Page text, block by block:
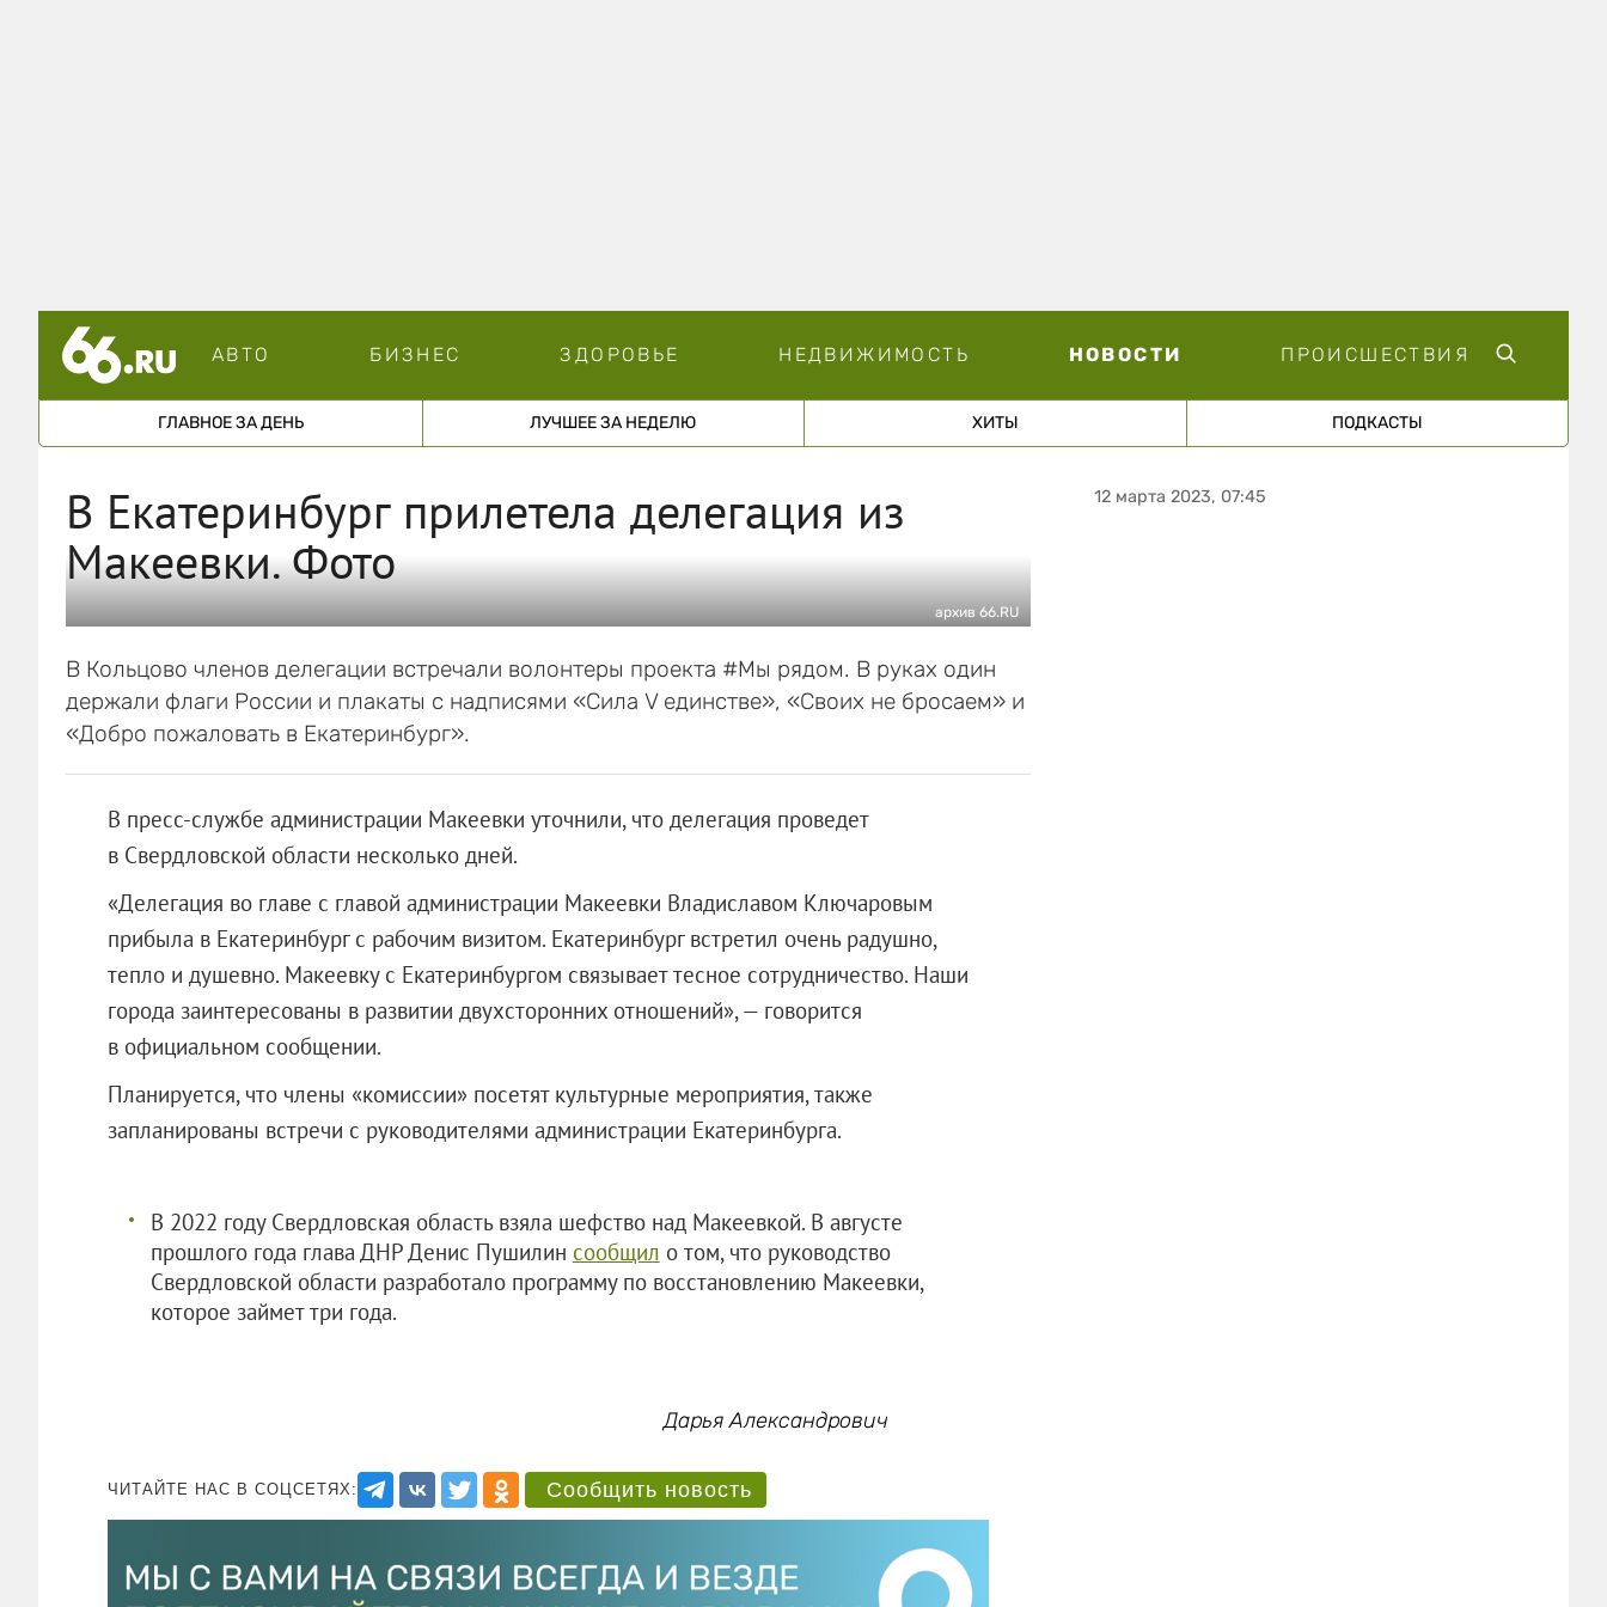
АВТО БИЗНЕС ЗДОРОВЬЕ НЕДВИЖИМОСТЬ НОВОСТИ ПРОИСШЕСТВИЯ
ГЛАВНОЕ ЗА ДЕНЬ ЛУЧШЕЕ ЗА НЕДЕЛЮ ХИТЫ ПОДКАСТЫ
В Екатеринбург прилетела делегация из
Макеевки. Фото
архив 66.RU
В Кольцово членов делегации встречали волонтеры проекта #Мы рядом. В руках один
держали флаги России и плакаты с надписями «Сила V единстве», «Своих не бросаем» и
«Добро пожаловать в Екатеринбург».
В пресс-службе администрации Макеевки уточнили, что делегация проведет
в Свердловской области несколько дней.
«Делегация во главе с главой администрации Макеевки Владиславом Ключаровым
прибыла в Екатеринбург с рабочим визитом. Екатеринбург встретил очень радушно,
тепло и душевно. Макеевку с Екатеринбургом связывает тесное сотрудничество. Наши
города заинтересованы в развитии двухсторонних отношений», — говорится
в официальном сообщении.
Планируется, что члены «комиссии» посетят культурные мероприятия, также
запланированы встречи с руководителями администрации Екатеринбурга.
В 2022 году Свердловская область взяла шефство над Макеевкой. В августе
прошлого года глава ДНР Денис Пушилин сообщил о том, что руководство
Свердловской области разработало программу по восстановлению Макеевки,
которое займет три года.
Дарья Александрович
ЧИТАЙТЕ НАС В СОЦСЕТЯХ: Сообщить новость
12 марта 2023, 07:45